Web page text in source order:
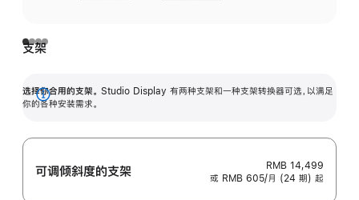
支架
选择你合用的支架。 Studio Display 有两种支架和一种支架转换器可选，以满足
你的各种安装需求。
展
可调倾斜度的支架
RMB 14,499
或 RMB 605/月 (24 期) 起